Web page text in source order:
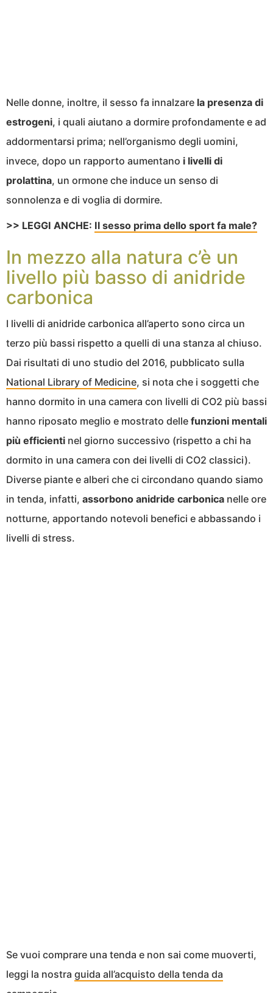
Nelle donne, inoltre, il sesso fa innalzare la presenza di
estrogeni, i quali aiutano a dormire profondamente e ad
addormentarsi prima; nell’organismo degli uomini,
invece, dopo un rapporto aumentano i livelli di
prolattina, un ormone che induce un senso di
sonnolenza e di voglia di dormire.
>> LEGGI ANCHE: Il sesso prima dello sport fa male?
In mezzo alla natura c’è un
livello più basso di anidride
carbonica
I livelli di anidride carbonica all’aperto sono circa un
terzo più bassi rispetto a quelli di una stanza al chiuso.
Dai risultati di uno studio del 2016, pubblicato sulla
National Library of Medicine, si nota che i soggetti che
hanno dormito in una camera con livelli di CO2 più bassi
hanno riposato meglio e mostrato delle funzioni mentali
più efficienti nel giorno successivo (rispetto a chi ha
dormito in una camera con dei livelli di CO2 classici).
Diverse piante e alberi che ci circondano quando siamo
in tenda, infatti, assorbono anidride carbonica nelle ore
notturne, apportando notevoli benefici e abbassando i
livelli di stress.
Se vuoi comprare una tenda e non sai come muoverti,
leggi la nostra guida all’acquisto della tenda da